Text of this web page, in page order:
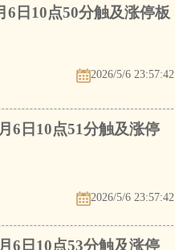
6日10点50分触及涨停板
2026/5/6 23:57:42
6日10点51分触及涨停
2026/5/6 23:57:42
6日10点53分触及涨停